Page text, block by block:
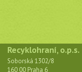
Recyklohraní, o.p.s.
Soborská 1302/8
160 00 Praha 6